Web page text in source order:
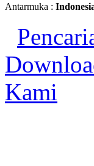
Antarmuka :
Kami